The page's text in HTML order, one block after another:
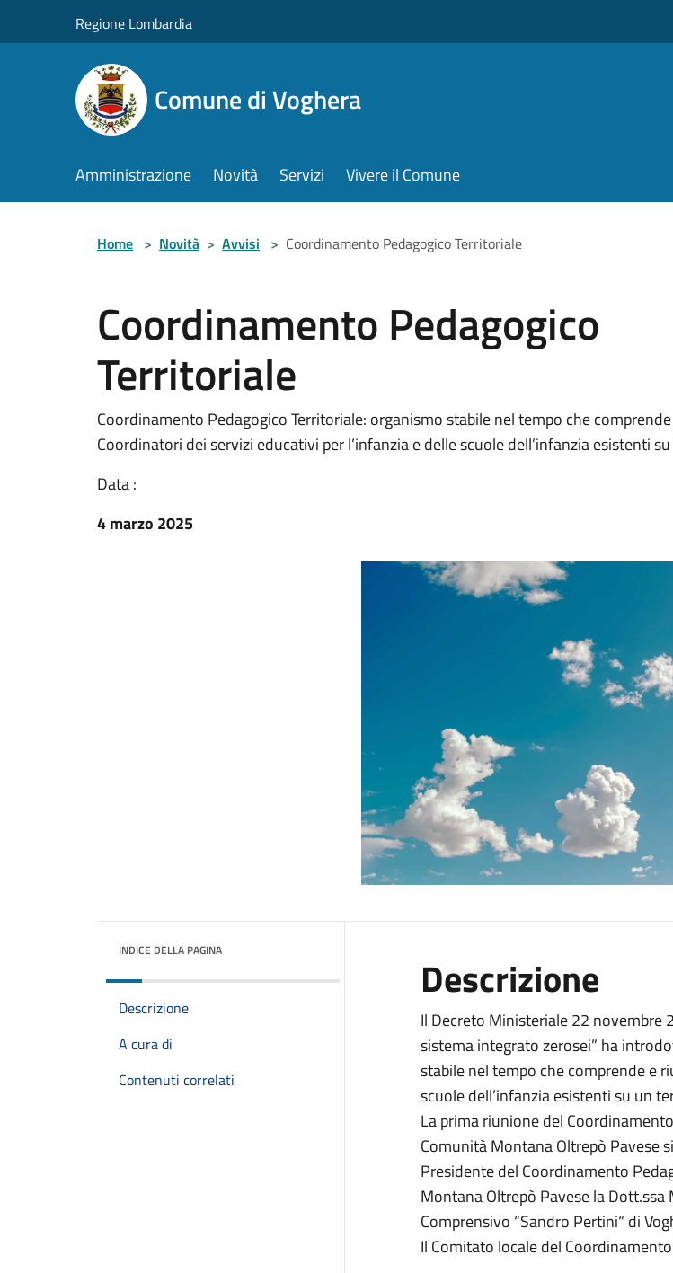
Regione Lombardia
Comune di Voghera
Amministrazione Novità Servizi Vivere il Comune
Home > Novità > Avvisi > Coordinamento Pedagogico Territoriale
Coordinamento Pedagogico
Territoriale
Coordinamento Pedagogico Territoriale: organismo stabile nel tempo che
Coordinatori dei servizi educativi per l’infanzia e delle scuole dell’infanzia esistenti
Data :
4 marzo 2025
INDICE DELLA PAGINA
Descrizione
A cura di
Contenuti correlati
Descrizione
Il Decreto Ministeriale 22 novembre
sistema integrato zerosei” ha
stabile nel tempo che comprende e
scuole dell’infanzia esistenti su un
La prima riunione del
Comunità Montana Oltrepò Pavese
Presidente del Coordinamento
Montana Oltrepò Pavese la Dott.ssa
Comprensivo “Sandro Pertini“ di
Il Comitato locale del